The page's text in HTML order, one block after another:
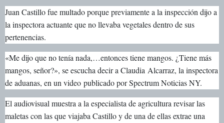
Juan Castillo fue multado porque previamente a la inspección dijo a
la inspectora actuante que no llevaba vegetales dentro de sus
pertenencias.
«Me dijo que no tenía nada,…entonces tiene mangos. ¿Tiene más
mangos, señor?», se escucha decir a Claudia Alcarraz, la inspectora
de aduanas, en un video publicado por Spectrum Noticias NY.
El audiovisual muestra a la especialista de agricultura revisar las
maletas con las que viajaba Castillo y de una de ellas extrae una